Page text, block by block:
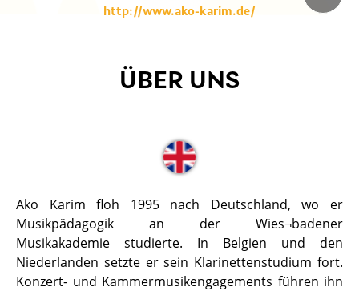
http://www.ako-karim.de/
ÜBER UNS
Ako Karim floh 1995 nach Deutschland, wo er
Musikpädagogik an der Wies¬badener
Musikakademie studierte. In Belgien und den
Niederlanden setzte er sein Klarinettenstudium fort.
Konzert- und Kammermusikengagements führen ihn